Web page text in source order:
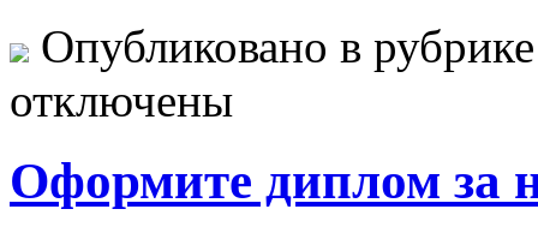
Опубликовано в
отключены
Оформите диплом за